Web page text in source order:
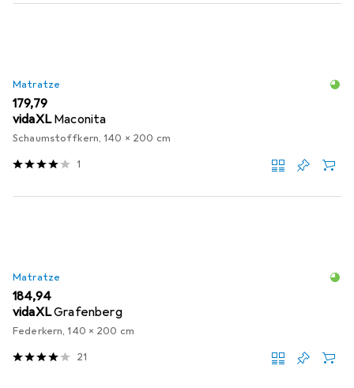
Matratze
EUR
179,79
vidaXL Maconita
Schaumstoffkern, 140 x 200 cm
1
Matratze
EUR
184,94
vidaXLGrafenberg
Federkern, 140 x 200 cm
21